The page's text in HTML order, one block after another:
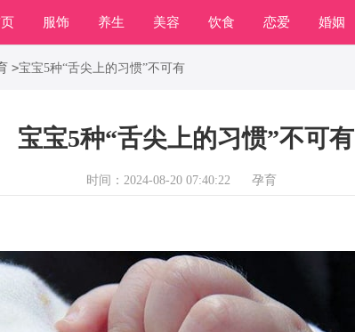
服饰 养生 美容 饮食 恋爱 婚姻
动物 养殖 常识
>宝宝5种“舌尖上的习惯”不可有
宝宝5种“舌尖上的习惯”不可有
时间：2024-08-20 07:40:22 孕育